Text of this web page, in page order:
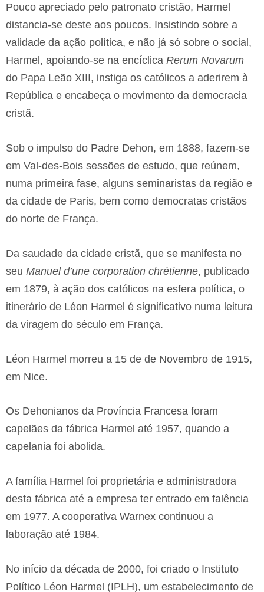
Pouco apreciado pelo patronato cristão, Harmel
distancia-se deste aos poucos. Insistindo sobre a
validade da ação política, e não já só sobre o social,
Harmel, apoiando-se na encíclica Rerum Novarum
do Papa Leão XIII, instiga os católicos a aderirem à
República e encabeça o movimento da democracia
cristã.
Sob o impulso do Padre Dehon, em 1888, fazem-se
em Val-des-Bois sessões de estudo, que reúnem,
numa primeira fase, alguns seminaristas da região e
da cidade de Paris, bem como democratas cristãos
do norte de França.
Da saudade da cidade cristã, que se manifesta no
seu Manuel d’une corporation chrétienne, publicado
em 1879, à ação dos católicos na esfera política, o
itinerário de Léon Harmel é significativo numa leitura
da viragem do século em França.
Léon Harmel morreu a 15 de de Novembro de 1915,
em Nice.
Os Dehonianos da Província Francesa foram
capelães da fábrica Harmel até 1957, quando a
capelania foi abolida.
A família Harmel foi proprietária e administradora
desta fábrica até a empresa ter entrado em falência
em 1977. A cooperativa Warnex continuou a
laboração até 1984.
No início da década de 2000, foi criado o Instituto
Político Léon Harmel (IPLH), um estabelecimento de